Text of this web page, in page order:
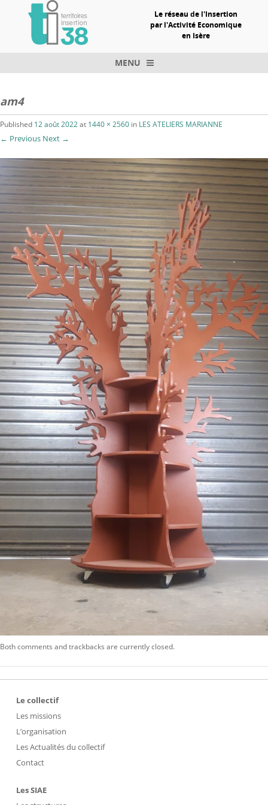
Le réseau de l'Insertion
par l'Activité Economique
en Isère
MENU
am4
Published 12 août 2022at 1440 × 2560 in LES ATELIERS MARIANNE
← Previous Next →
Both comments and trackbacks are currently closed.
Le collectif
Les missions
L’organisation
Les Actualités du collectif
Contact
Les SIAE